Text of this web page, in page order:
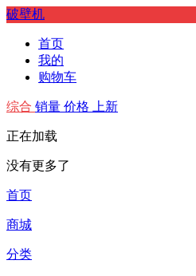
破壁机
首页
我的
购物车
综合 销量 价格 上新
正在加载
没有更多了
首页
商城
分类